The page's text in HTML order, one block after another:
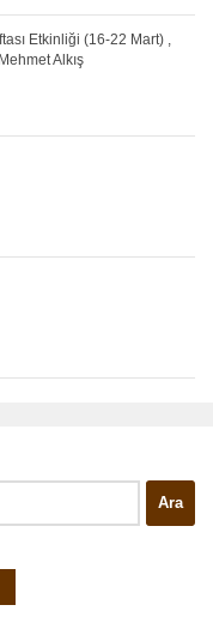
Etkinliği (16-22 Mart) ,
Alkış